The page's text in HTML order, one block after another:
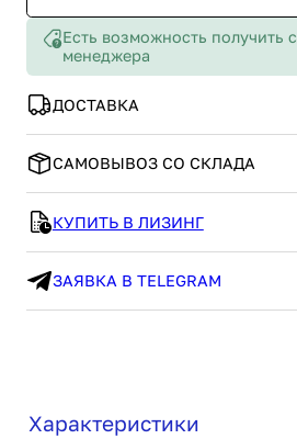
Есть возможность получить
менеджера
ДОСТАВКА
САМОВЫВОЗ СО СКЛАДА
КУПИТЬ В ЛИЗИНГ
ЗАЯВКА В TELEGRAM
Характеристики